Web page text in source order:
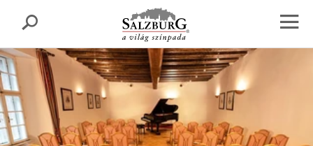
sr.skipnav.Zum
Inhalt
springen
sr.skipnav.Zum
Hauptmenü
springen
sr.skipnav.Zu
den
Kontaktinformationen
Keresés